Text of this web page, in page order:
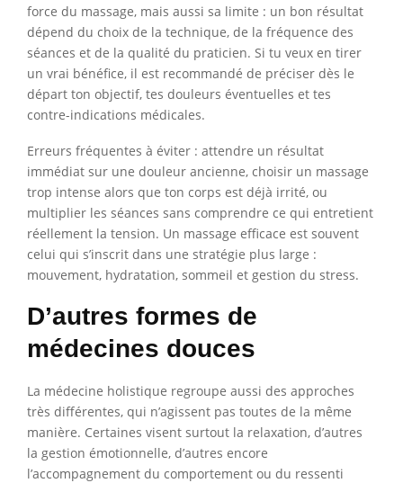
force du massage, mais aussi sa limite : un bon résultat
dépend du choix de la technique, de la fréquence des
séances et de la qualité du praticien. Si tu veux en tirer
un vrai bénéfice, il est recommandé de préciser dès le
départ ton objectif, tes douleurs éventuelles et tes
contre-indications médicales.
Erreurs fréquentes à éviter : attendre un résultat
immédiat sur une douleur ancienne, choisir un massage
trop intense alors que ton corps est déjà irrité, ou
multiplier les séances sans comprendre ce qui entretient
réellement la tension. Un massage efficace est souvent
celui qui s’inscrit dans une stratégie plus large :
mouvement, hydratation, sommeil et gestion du stress.
D’autres formes de
médecines douces
La médecine holistique regroupe aussi des approches
très différentes, qui n’agissent pas toutes de la même
manière. Certaines visent surtout la relaxation, d’autres
la gestion émotionnelle, d’autres encore
l’accompagnement du comportement ou du ressenti